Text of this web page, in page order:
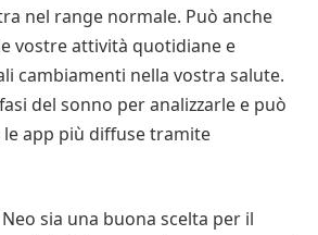
nel range normale. Può anche
vostre attività quotidiane e
cambiamenti nella vostra salute.
del sonno per analizzarle e può
app più diffuse tramite
Neo sia una buona scelta per il